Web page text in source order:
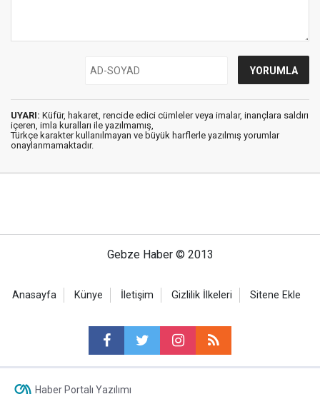
UYARI: Küfür, hakaret, rencide edici cümleler veya imalar, inançlara saldırı
içeren, imla kuralları ile yazılmamış,
Türkçe karakter kullanılmayan ve büyük harflerle yazılmış yorumlar
onaylanmamaktadır.
Gebze Haber © 2013
Anasayfa Künye İletişim Gizlilik İlkeleri Sitene Ekle
Haber Portalı Yazılımı